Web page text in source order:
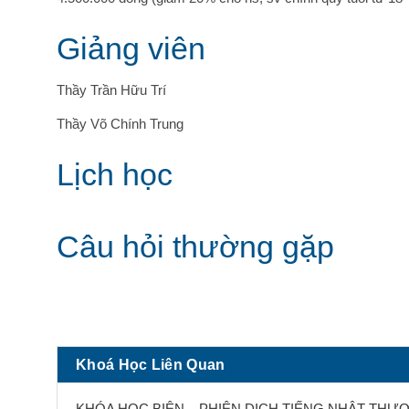
Giảng viên
Thầy Trần Hữu Trí
Thầy Võ Chính Trung
Lịch học
Câu hỏi thường gặp
Khoá Học Liên Quan